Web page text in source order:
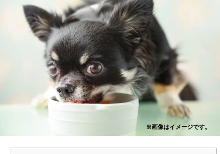
※画像はイメージです。